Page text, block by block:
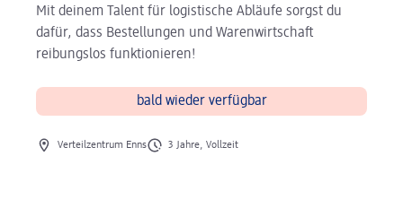
Mit deinem Talent für logistische Abläufe sorgst du
dafür, dass Bestellungen und Warenwirtschaft
reibungslos funktionieren!
bald wieder verfügbar
Ort des Jobs
Verteilzentrum EnnsArt des Jobs
3 Jahre, Vollzeit